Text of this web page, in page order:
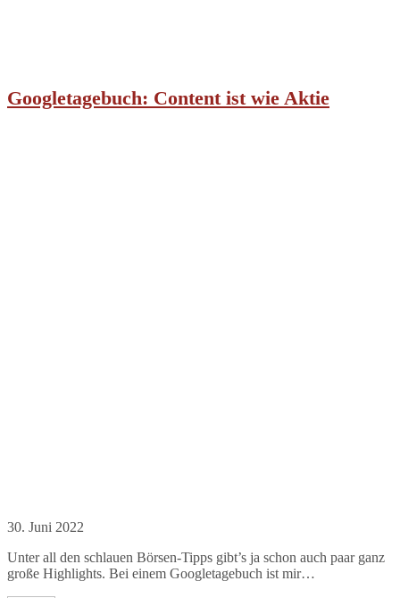
Googletagebuch: Content ist wie Aktie
30. Juni 2022
Unter all den schlauen Börsen-Tipps gibt’s ja schon auch paar ganz
große Highlights. Bei einem Googletagebuch ist mir…